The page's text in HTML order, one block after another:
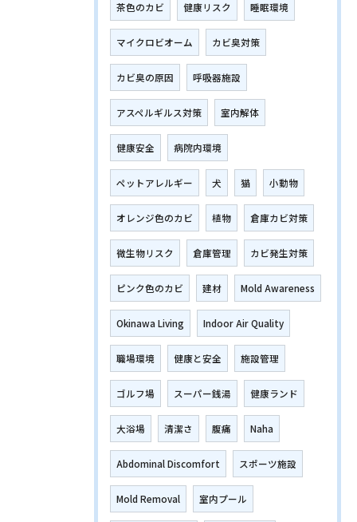
茶色のカビ 健康リスク 睡眠環境
マイクロビオーム カビ臭対策
カビ臭の原因 呼吸器施設
アスペルギルス対策 室内解体
健康安全 病院内環境
ペットアレルギー 犬 猫 小動物
オレンジ色のカビ 植物 倉庫カビ対策
微生物リスク 倉庫管理 カビ発生対策
ピンク色のカビ 建材 Mold Awareness
Okinawa Living Indoor Air Quality
職場環境 健康と安全 施設管理
ゴルフ場 スーパー銭湯 健康ランド
大浴場 清潔さ 腹痛 Naha
Abdominal Discomfort スポーツ施設
Mold Removal 室内プール